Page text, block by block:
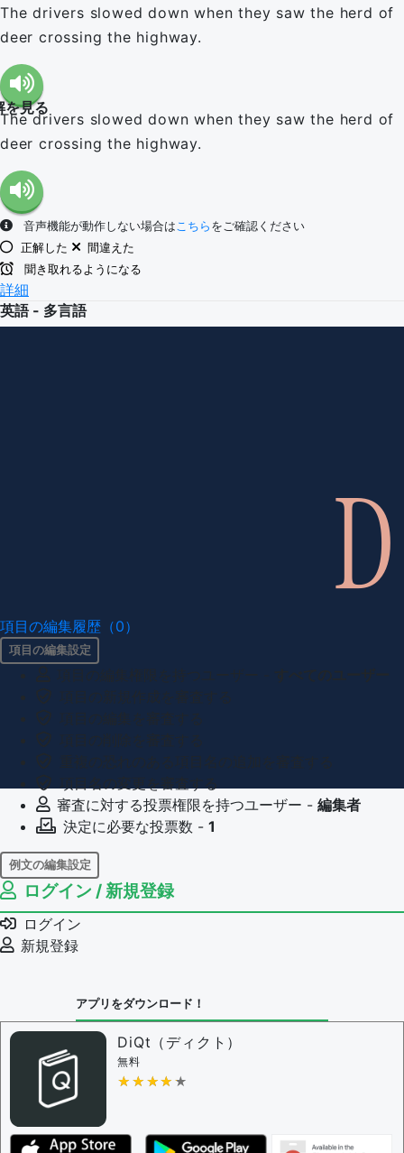
The drivers slowed down when they saw the herd of
deer crossing the highway.
を見る
The drivers slowed down when they saw the herd of
deer crossing the highway.
音声機能が動作しない場合は こちら をご確認ください
正解した
間違えた
聞き取れるようになる
詳細
英語 - 多言語
項目の編集履歴（0）
項目の編集設定
審査に対する投票権限を持つユーザー - 編集者
決定に必要な投票数 - 1
例文の編集設定
例文の編集権限を持つユーザー -
例文の削除を審査する
審査に対する投票権限を持つユーザー -
決定に必要な投票数 -
問題の編集権限を持つユーザー -すべてのユーザー
審査に対する投票権限を持つユーザー -
決定に必要な投票数 -
編集ガイドライン
ログイン / 新規登録
ログイン
新規登録
アプリをダウンロード！
DiQt（ディクト）
無料
★★★★★
★★★★★